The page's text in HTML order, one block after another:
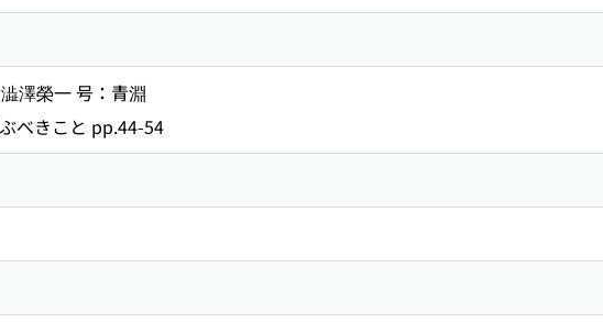
澤榮一 号：青淵
べきこと pp.44-54